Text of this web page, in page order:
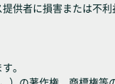
供者に損害または不
。